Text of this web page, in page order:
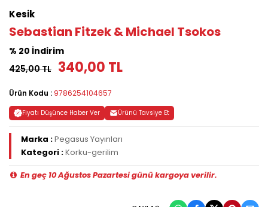
Kesik
Sebastian Fitzek & Michael Tsokos
% 20 İndirim
425,00 TL 340,00 TL
Ürün Kodu : 9786254104657
Fiyatı Düşünce Haber Ver Ürünü Tavsiye Et
Marka :Pegasus Yayınları
Kategori :Korku-gerilim
En geç 10 Ağustos Pazartesi günü kargoya verilir.